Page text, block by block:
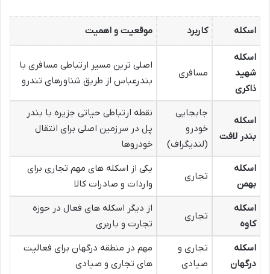
اسکله کاربرد موقعیت و اهمیت
اسکله
شهید
ذاکری
مسافری
اصلی ترین مسیر ارتباطی مسافری با
بندرعباس از طریق شناورهای تندرو
اسکله
بندر لافت
جابجایی
خودرو
(لندیگراف)
نقطه ارتباطی حیاتی جزیره با بندر
پل در سرزمین اصلی برای انتقال
خودروها
اسکله
بهمن
تجاری
یکی از اسکله های مهم تجاری برای
واردات و صادرات کالا
اسکله
کاوه
تجاری
از دیگر اسکله های فعال در حوزه
تجارت و باربری
اسکله
درگهان
تجاری و
صیادی
مهم در منطقه درگهان برای فعالیت
های تجاری و صیادی